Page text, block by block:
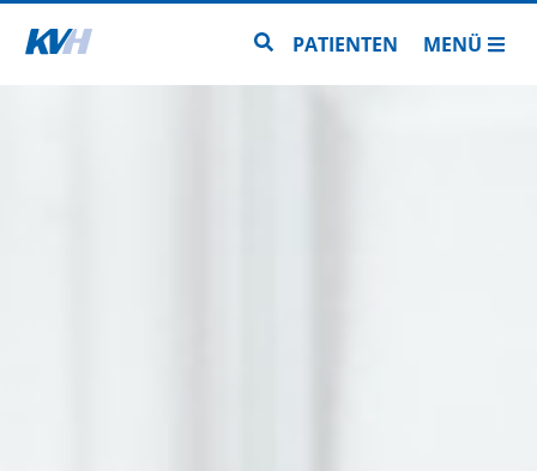
Zur Startseite Zur Seitensuche
PATIENTEN MENÜ